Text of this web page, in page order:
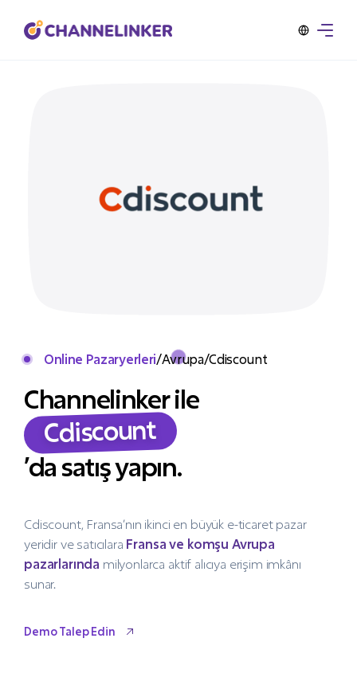
Online Pazaryerleri/Avrupa/Cdiscount
Channelinker ile
Cdiscount
’da satış yapın.
Cdiscount, Fransa’nın ikinci en büyük e-ticaret pazar
yeridir ve satıcılara Fransa ve komşu Avrupa
pazarlarında milyonlarca aktif alıcıya erişim imkânı
sunar.
Demo Talep Edin